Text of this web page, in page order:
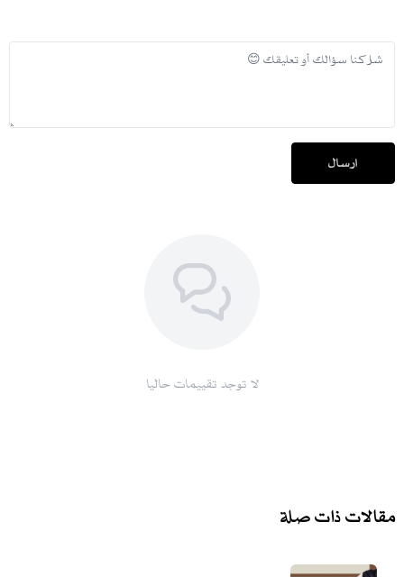
إرسال
لا توجد تقييمات حاليا
مقالات ذات صلة